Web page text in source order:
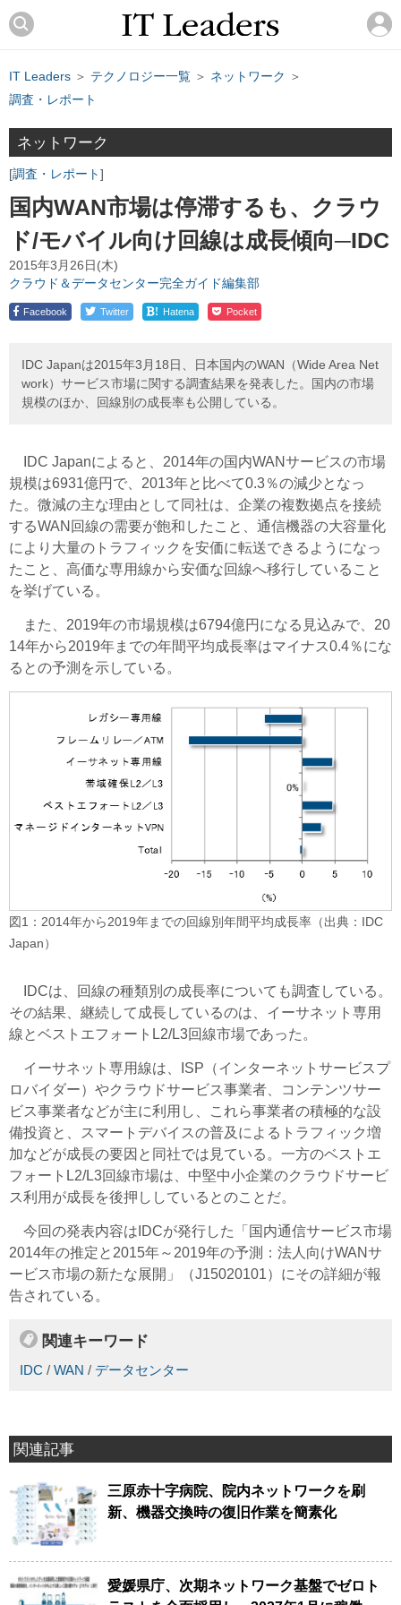
IT Leaders ＞ テクノロジー一覧 ＞ ネットワーク ＞
調査・レポート
ネットワーク
調査・レポート
国内WAN市場は停滞するも、クラウ
ド/モバイル向け回線は成長傾向─IDC
2015年3月26日(木)
クラウド＆データセンター完全ガイド編集部
Facebook Twitter ! Hatena Pocket
IDC Japanは2015年3月18日、日本国内のWAN（Wide Area Net
work）サービス市場に関する調査結果を発表した。国内の市場
規模のほか、回線別の成長率も公開している。
IDC Japanによると、2014年の国内WANサービスの市場
規模は6931億円で、2013年と比べて0.3％の減少となっ
た。微減の主な理由として同社は、企業の複数拠点を接続
するWAN回線の需要が飽和したこと、通信機器の大容量化
により大量のトラフィックを安価に転送できるようになっ
たこと、高価な専用線から安価な回線へ移行していること
を挙げている。
また、2019年の市場規模は6794億円になる見込みで、20
14年から2019年までの年間平均成長率はマイナス0.4％にな
るとの予測を示している。
図1：2014年から2019年までの回線別年間平均成長率（出典：IDC
Japan）
IDCは、回線の種類別の成長率についても調査している。
その結果、継続して成長しているのは、イーサネット専用
線とベストエフォートL2/L3回線市場であった。
イーサネット専用線は、ISP（インターネットサービスプ
ロバイダー）やクラウドサービス事業者、コンテンツサー
ビス事業者などが主に利用し、これら事業者の積極的な設
備投資と、スマートデバイスの普及によるトラフィック増
加などが成長の要因と同社では見ている。一方のベストエ
フォートL2/L3回線市場は、中堅中小企業のクラウドサービ
ス利用が成長を後押ししているとのことだ。
今回の発表内容はIDCが発行した「国内通信サービス市場
2014年の推定と2015年～2019年の予測：法人向けWANサ
ービス市場の新たな展開」（J15020101）にその詳細が報
告されている。
関連キーワード
IDC / WAN / データセンター
関連記事
三原赤十字病院、院内ネットワークを刷
新、機器交換時の復旧作業を簡素化
愛媛県庁、次期ネットワーク基盤でゼロト